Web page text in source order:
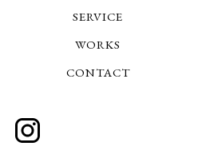
SERVICE
WORKS
CONTACT